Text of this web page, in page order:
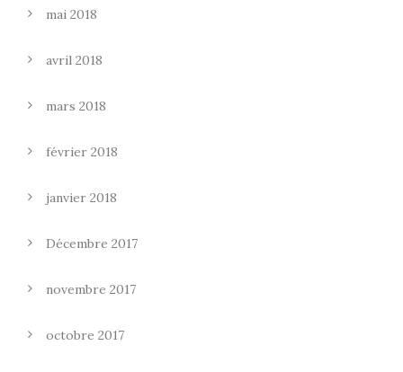
mai 2018
avril 2018
mars 2018
février 2018
janvier 2018
Décembre 2017
novembre 2017
octobre 2017